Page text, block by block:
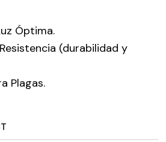
Óptima.
(durabilidad y
Plagas.